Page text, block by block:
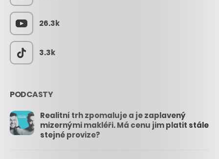
26.3k
3.3k
PODCASTY
Realitní trh zpomaluje a je zaplavený
mizernými makléři. Má cenu jim platit stále
stejné provize?